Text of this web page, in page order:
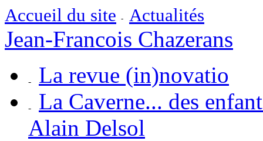
Accueil du site Actualités
Jean-Francois Chazerans
La revue (in)novatio
La Caverne... des
Alain Delsol